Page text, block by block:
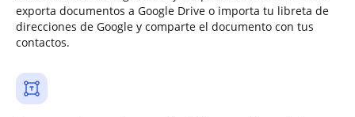
exporta documentos a Google Drive o importa tu libreta de
direcciones de Google y comparte el documento con tus
contactos.